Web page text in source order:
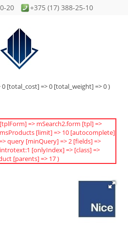
ВОРОТ
КОЛЕСЕ
ВОРОТ
Z-WAVE
20 +375 (17) 388-25-10
=> mSearch2.form [tpl] =>
[limit] => 10 [autocomplete]
query [minQuery] => 2 [fields] =>
[onlyIndex] => [class] =>
[parents] => 17 )
[total_cost] => 0 [total_weight] => 0 )